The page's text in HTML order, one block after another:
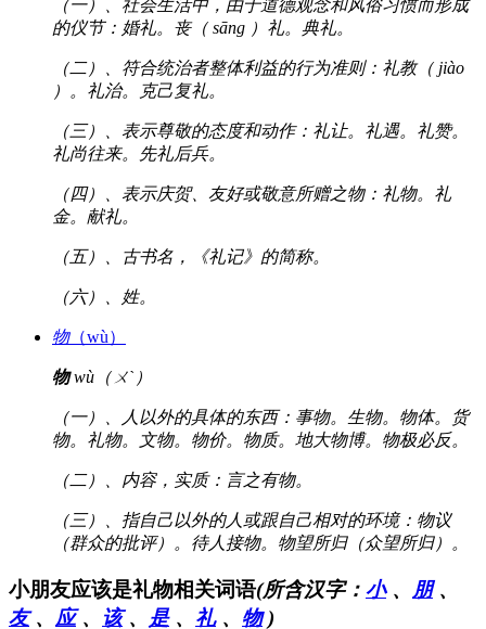
（一）、社会生活中，由于道德观念和风俗习惯而形成
的仪节：婚礼。丧（ sāng ）礼。典礼。
（二）、符合统治者整体利益的行为准则：礼教（ jiào
）。礼治。克己复礼。
（三）、表示尊敬的态度和动作：礼让。礼遇。礼赞。
礼尚往来。先礼后兵。
（四）、表示庆贺、友好或敬意所赠之物：礼物。礼
金。献礼。
（五）、古书名，《礼记》的简称。
（六）、姓。
物（wù）
物wù（ㄨˋ）
（一）、人以外的具体的东西：事物。生物。物体。货
物。礼物。文物。物价。物质。地大物博。物极必反。
（二）、内容，实质：言之有物。
（三）、指自己以外的人或跟自己相对的环境：物议
（群众的批评）。待人接物。物望所归（众望所归）。
小朋友应该是礼物相关词语(所含汉字： 小、 朋、
友、 应、 该、 是、 礼、 物)